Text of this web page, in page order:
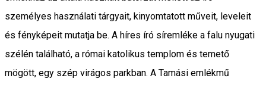
személyes használati tárgyait, kinyomtatott műveit, leveleit
és fényképeit mutatja be. A híres író síremléke a falu nyugati
szélén található, a római katolikus templom és temető
mögött, egy szép virágos parkban. A Tamási emlékmű